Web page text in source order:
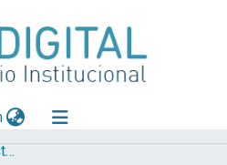
(current)
Espacios en Blanco. Revista de Educación (Serie Indagaciones)